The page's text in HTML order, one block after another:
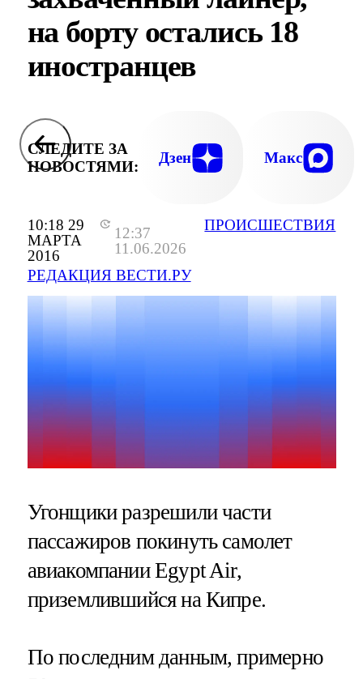
10:18 29
МАРТА
2016
12:37
11.06.2026
РЕДАКЦИЯ ВЕСТИ.РУ
ПРОИСШЕСТВИЯ
на борту остались 18
иностранцев
СЛЕДИТЕ ЗА
НОВОСТЯМИ:
Дзен Макс
Угонщики разрешили части
пассажиров покинуть самолет
авиакомпании Egypt Air,
приземлившийся на Кипре.
По последним данным, примерно